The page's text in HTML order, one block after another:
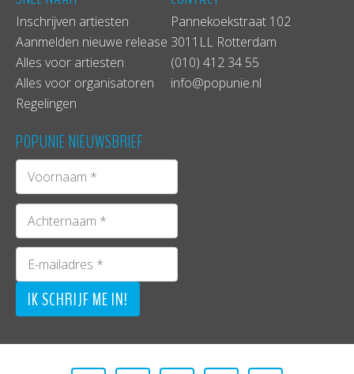
Inschrijven artiesten
Aanmelden nieuwe release
Alles voor artiesten
Alles voor organisatoren
Regelingen
Pannekoekstraat 102
3011LL Rotterdam
(010) 412 34 55
info@popunie.nl
POPUNIE NIEUWSBRIEF